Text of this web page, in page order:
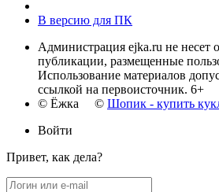
В версию для ПК
Администрация ejka.ru не несет
публикации, размещенные
Использование материалов
ссылкой на первоисточник. 6+
© Ёжка © Шопик - купить
Войти
Привет, как дела?